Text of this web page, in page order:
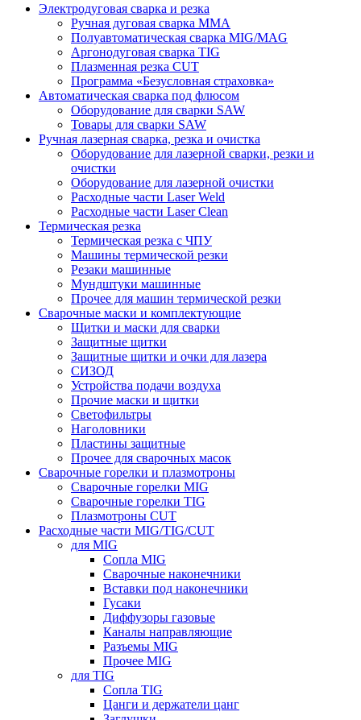
Электродуговая сварка и резка
Ручная дуговая сварка MMA
Полуавтоматическая сварка MIG/MAG
Аргонодуговая сварка TIG
Плазменная резка CUT
Программа «Безусловная страховка»
Автоматическая сварка под флюсом
Оборудование для сварки SAW
Товары для сварки SAW
Ручная лазерная сварка, резка и очистка
Оборудование для лазерной сварки, резки и
очистки
Оборудование для лазерной очистки
Расходные части Laser Weld
Расходные части Laser Clean
Термическая резка
Термическая резка с ЧПУ
Машины термической резки
Резаки машинные
Мундштуки машинные
Прочее для машин термической резки
Сварочные маски и комплектующие
Щитки и маски для сварки
Защитные щитки
Защитные щитки и очки для лазера
СИЗОД
Устройства подачи воздуха
Прочие маски и щитки
Светофильтры
Наголовники
Пластины защитные
Прочее для сварочных масок
Сварочные горелки и плазмотроны
Сварочные горелки MIG
Сварочные горелки TIG
Плазмотроны CUT
Расходные части MIG/TIG/CUT
для MIG
Сопла MIG
Сварочные наконечники
Вставки под наконечники
Гусаки
Диффузоры газовые
Каналы направляющие
Разъемы MIG
Прочее MIG
для TIG
Сопла TIG
Цанги и держатели цанг